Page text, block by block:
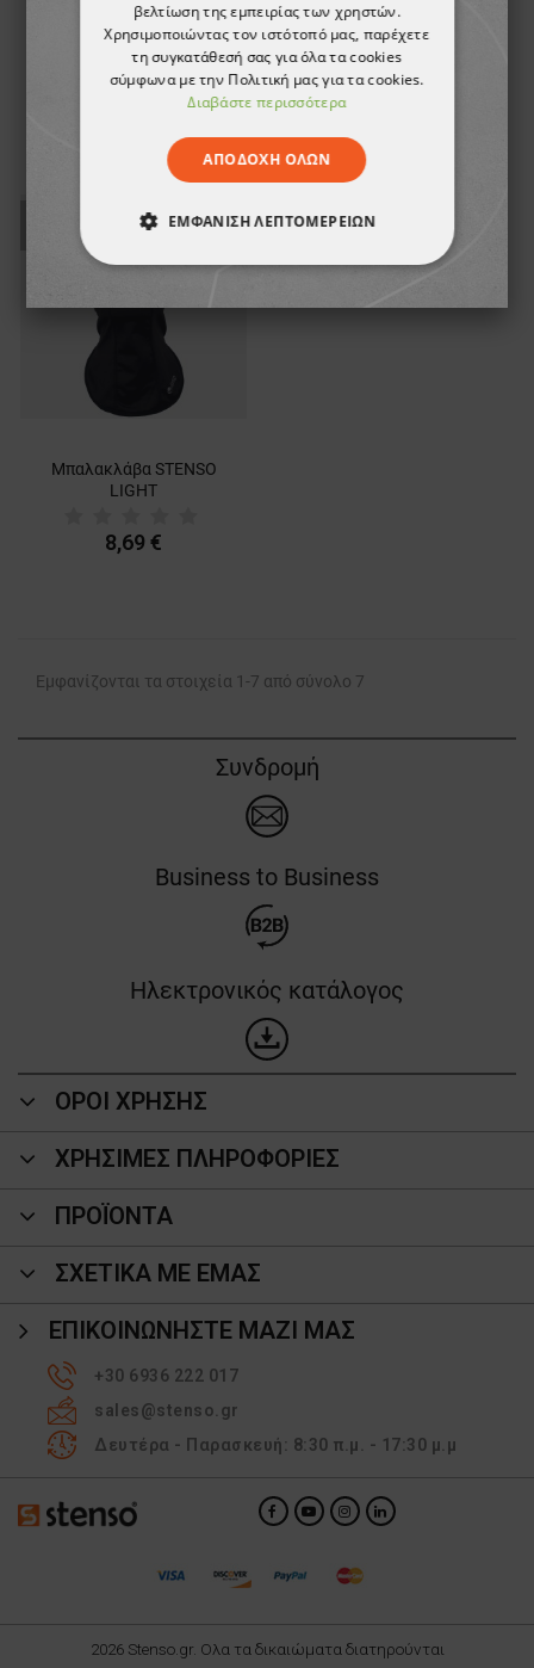
Κεφαλιού PA50 Φακός
LED
Μπαλακλάβα STENSO
ТΟ ΠΡΟΪΌΝ ΈΧΕΙ
Μπαλακλάβα STENSO
LIGHT
8,69 €
Εμφανίζονται τα στοιχεία 1-7 από σύνολο 7
Συνδρομή
Business to Business
Ηλεκτρονικός κατάλογος
ΟΡΟΙ ΧΡΗΣΗΣ
ΧΡΗΣΙΜΕΣ ΠΛΗΡΟΦΟΡΙΕΣ
ΠΡΟΪΌΝΤΑ
ΣΧΕΤΙΚΑ ΜΕ ΕΜΑΣ
ΕΠΙΚΟΙΝΩΝΉΣΤΕ ΜΑΖΊ ΜΑΣ
+30 6936 222 017
sales@stenso.gr
Δευτέρα - Παρασκευή: 8:30 π.μ. - 17:30 μ.μ
2026 Stenso.gr. Ολα τα δικαιώματα διατηρούνται
βελτίωση της εμπειρίας των χρηστών.
Χρησιμοποιώντας τον ιστότοπό μας, παρέχετε
τη συγκατάθεσή σας για όλα τα cookies
σύμφωνα με την Πολιτική μας για τα cookies.
Διαβάστε περισσότερα
ΑΠΟΔΟΧΉ ΌΛΩΝ
ΕΜΦΆΝΙΣΗ ΛΕΠΤΟΜΕΡΕΙΏΝ
ΑΠΟΛΎΤΩΣ ΑΠΑΡΑΊΤΗΤΑ
ΑΠΌΔΟΣΗΣ
ΛΕΙΤΟΥΡΓΙΚΌΤΗΤΑΣ